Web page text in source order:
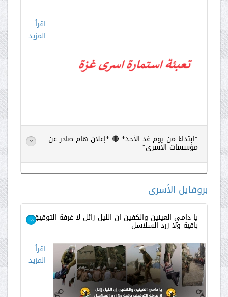
اقرأ
المزيد
*ابتداءً من يوم غد الأحد* 🔴 *إعلان هام صادر عن
مؤسسات الأسرى* >
اقرأ
بروفايل الأسرى
يا دامي العينين والكفين ان الليل زائل لا غرفة التوقيق
باقية ولا زرد السلاسل >
اقرأ
المزيد